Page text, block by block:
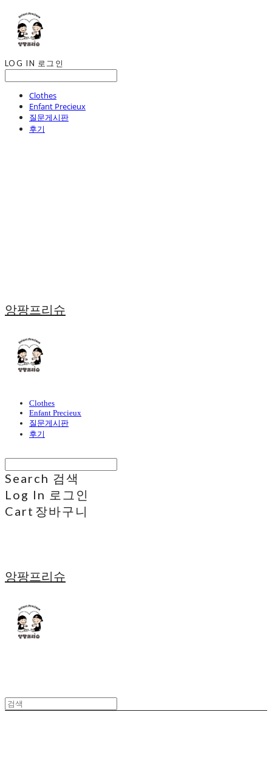
LOG IN 로그인
Clothes
Enfant Precieux
질문게시판
후기
앙팡프리슈
Clothes
Enfant Precieux
질문게시판
후기
Search 검색
Log In 로그인
Cart 장바구니
앙팡프리슈